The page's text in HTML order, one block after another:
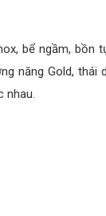
bể ngầm, bồn
năng Gold,
nhau.